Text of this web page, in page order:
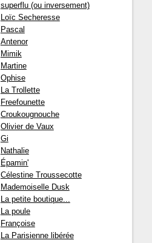
superflu (ou inversement)
Loïc Secheresse
Pascal
Antenor
Mimik
Martine
Ophise
La Trollette
Freefounette
Croukougnouche
Olivier de Vaux
Gi
Nathalie
Épamin'
Célestine Troussecotte
Mademoiselle Dusk
La petite boutique...
La poule
Françoise
La Parisienne libérée